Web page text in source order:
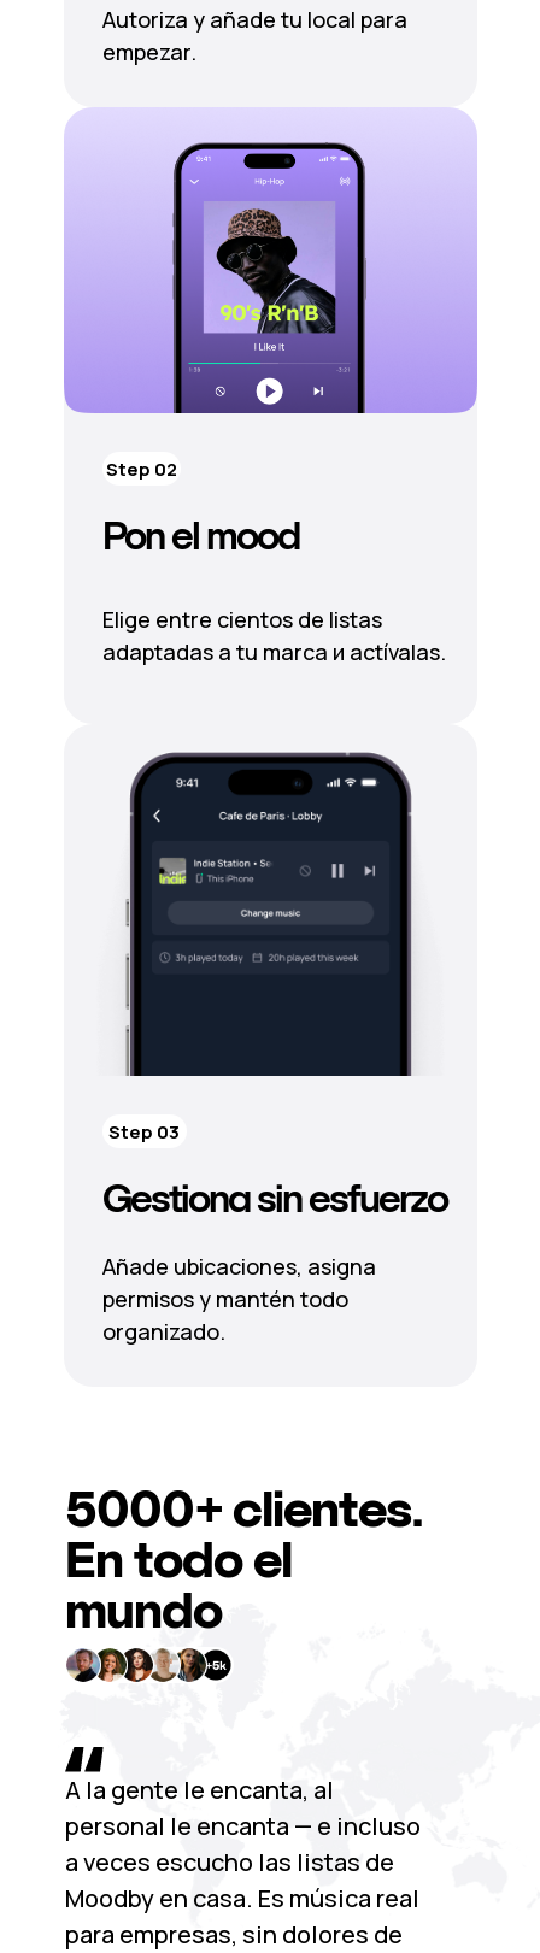
Autoriza y añade tu local para
empezar.
Pon el mood
Elige entre cientos de listas
adaptadas a tu marca и actívalas.
Step 02
Gestiona sin esfuerzo
Añade ubicaciones, asigna
permisos y mantén todo
organizado.
Step 03
A la gente le encanta, al
personal le encanta — e incluso
a veces escucho las listas de
Moodby en casa. Es música real
para empresas, sin dolores de
5000+ clientes.
En todo el
mundo